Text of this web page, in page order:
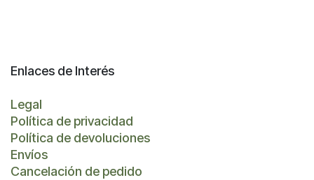
Enlaces de Interés
Legal
Política de privacidad
Política de devoluciones
Envíos
Cancelación de pedido